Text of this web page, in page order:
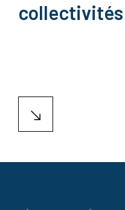
collectivités